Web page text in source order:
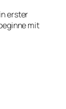
erster
mit